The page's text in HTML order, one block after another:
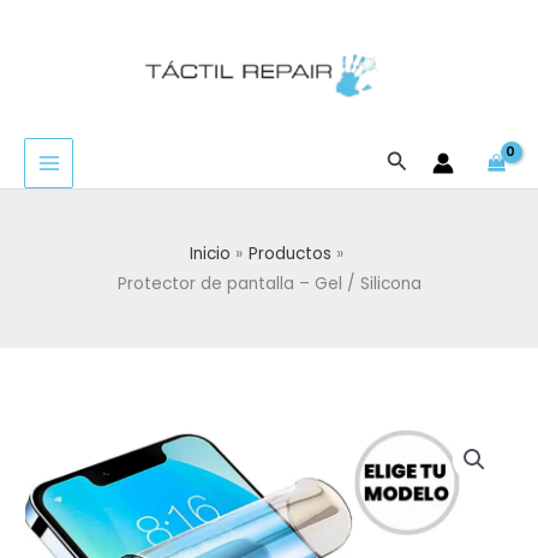
Buscar
Inicio
Productos
Protector de pantalla – Gel / Silicona